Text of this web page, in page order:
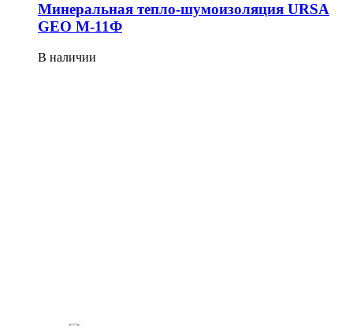
Минеральная тепло-шумоизоляция URSA
GEO М-11Ф
В наличии